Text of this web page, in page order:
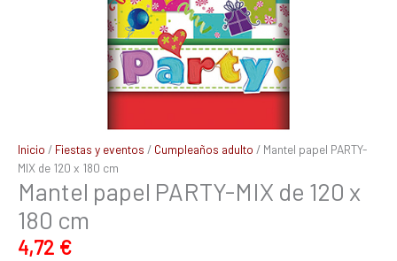
Inicio / Fiestas y eventos / Cumpleaños adulto / Mantel papel PARTY-
MIX de 120 x 180 cm
Mantel papel PARTY-MIX de 120 x
180 cm
4,72 €